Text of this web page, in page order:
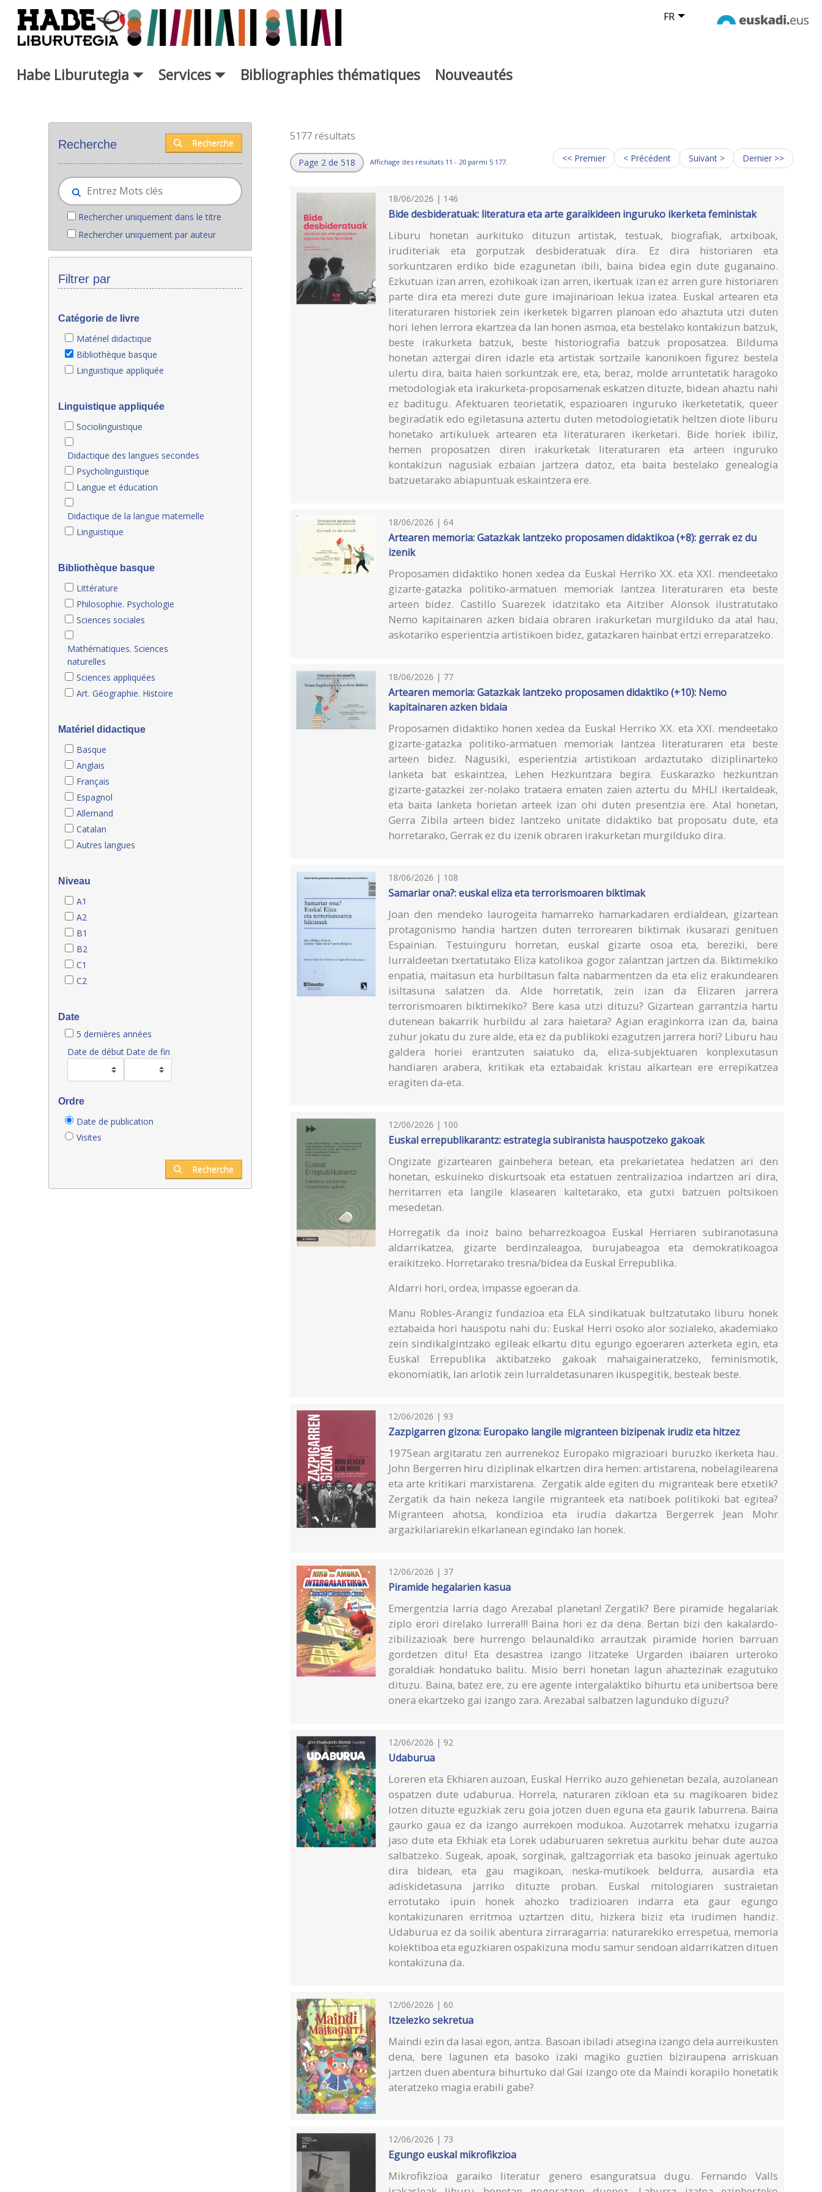
Saut au contenu principal FR
Habe Liburutegia Services Bibliographies thématiques Nouveautés
Recherche Recherche
Rechercher uniquement dans le titre
Rechercher uniquement par auteur
Filtrer par
Catégorie de livre
Matériel didactique
Bibliothèque basque
Linguistique appliquée
Linguistique appliquée
Sociolinguistique
Didactique des langues secondes
Psycholinguistique
Langue et éducation
Didactique de la langue maternelle
Linguistique
Bibliothèque basque
Littérature
Philosophie. Psychologie
Sciences sociales
Mathématiques. Sciences
naturelles
Sciences appliquées
Art. Géographie. Histoire
Matériel didactique
Basque
Anglais
Français
Espagnol
Allemand
Catalan
Autres langues
Niveau
A1
A2
B1
B2
C1
C2
Date
5 dernières années
Date de début Date de fin
Ordre
Date de publication
Visites
Recherche
5177 résultats
Page 2 de 518 Affichage des résultats 11 - 20 parmi 5 177. << Premier < Précédent Suivant > Dernier >>
18/06/2026 | 146
Bide desbideratuak: literatura eta arte garaikideen inguruko ikerketa feministak
Liburu honetan aurkituko dituzun artistak, testuak, biografiak, artxiboak,
iruditeriak eta gorputzak desbideratuak dira. Ez dira historiaren eta
sorkuntzaren erdiko bide ezagunetan ibili, baina bidea egin dute guganaino.
Ezkutuan izan arren, ezohikoak izan arren, ikertuak izan ez arren gure historiaren
parte dira eta merezi dute gure imajinarioan lekua izatea. Euskal artearen eta
literaturaren historiek zein ikerketek bigarren planoan edo ahaztuta utzi duten
hori lehen lerrora ekartzea da lan honen asmoa, eta bestelako kontakizun batzuk,
beste irakurketa batzuk, beste historiografia batzuk proposatzea. Bilduma
honetan aztergai diren idazle eta artistak sortzaile kanonikoen figurez bestela
ulertu dira, baita haien sorkuntzak ere, eta, beraz, molde arruntetatik haragoko
metodologiak eta irakurketa-proposamenak eskatzen dituzte, bidean ahaztu nahi
ez baditugu. Afektuaren teorietatik, espazioaren inguruko ikerketetatik, queer
begiradatik edo egiletasuna aztertu duten metodologietatik heltzen diote liburu
honetako artikuluek artearen eta literaturaren ikerketari. Bide horiek ibiliz,
hemen proposatzen diren irakurketak literaturaren eta arteen inguruko
kontakizun nagusiak ezbaian jartzera datoz, eta baita bestelako genealogia
batzuetarako abiapuntuak eskaintzera ere.
18/06/2026 | 64
Artearen memoria: Gatazkak lantzeko proposamen didaktikoa (+8): gerrak ez du
izenik
Proposamen didaktiko honen xedea da Euskal Herriko XX. eta XXI. mendeetako
gizarte-gatazka politiko-armatuen memoriak lantzea literaturaren eta beste
arteen bidez. Castillo Suarezek idatzitako eta Aitziber Alonsok ilustratutako
Nemo kapitainaren azken bidaia obraren irakurketan murgilduko da atal hau,
askotariko esperientzia artistikoen bidez, gatazkaren hainbat ertzi erreparatzeko.
18/06/2026 | 77
Artearen memoria: Gatazkak lantzeko proposamen didaktiko (+10): Nemo
kapitainaren azken bidaia
Proposamen didaktiko honen xedea da Euskal Herriko XX. eta XXI. mendeetako
gizarte-gatazka politiko-armatuen memoriak lantzea literaturaren eta beste
arteen bidez. Nagusiki, esperientzia artistikoan ardaztutako diziplinarteko
lanketa bat eskaintzea, Lehen Hezkuntzara begira. Euskarazko hezkuntzan
gizarte-gatazkei zer-nolako trataera ematen zaien aztertu du MHLI ikertaldeak,
eta baita lanketa horietan arteek izan ohi duten presentzia ere. Atal honetan,
Gerra Zibila arteen bidez lantzeko unitate didaktiko bat proposatu dute, eta
horretarako, Gerrak ez du izenik obraren irakurketan murgilduko dira.
18/06/2026 | 108
Samariar ona?: euskal eliza eta terrorismoaren biktimak
Joan den mendeko laurogeita hamarreko hamarkadaren erdialdean, gizartean
protagonismo handia hartzen duten terrorearen biktimak ikusarazi genituen
Espainian. Testuinguru horretan, euskal gizarte osoa eta, bereziki, bere
lurraldeetan txertatutako Eliza katolikoa gogor zalantzan jartzen da. Biktimekiko
enpatia, maitasun eta hurbiltasun falta nabarmentzen da eta eliz erakundearen
isiltasuna salatzen da. Alde horretatik, zein izan da Elizaren jarrera
terrorismoaren biktimekiko? Bere kasa utzi dituzu? Gizartean garrantzia hartu
dutenean bakarrik hurbildu al zara haietara? Agian eraginkorra izan da, baina
zuhur jokatu du zure alde, eta ez da publikoki ezagutzen jarrera hori? Liburu hau
galdera horiei erantzuten saiatuko da, eliza-subjektuaren konplexutasun
handiaren arabera, kritikak eta eztabaidak kristau alkartean ere errepikatzea
eragiten da-eta.
12/06/2026 | 100
Euskal errepublikarantz: estrategia subiranista hauspotzeko gakoak
Ongizate gizartearen gainbehera betean, eta prekarietatea hedatzen ari den
honetan, eskuineko diskurtsoak eta estatuen zentralizazioa indartzen ari dira,
herritarren eta langile klasearen kaltetarako, eta gutxi batzuen poltsikoen
mesedetan.
Horregatik da inoiz baino beharrezkoagoa Euskal Herriaren subiranotasuna
aldarrikatzea, gizarte berdinzaleagoa, burujabeagoa eta demokratikoagoa
eraikitzeko. Horretarako tresna/bidea da Euskal Errepublika.
Aldarri hori, ordea, impasse egoeran da.
Manu Robles-Arangiz fundazioa eta ELA sindikatuak bultzatutako liburu honek
eztabaida hori hauspotu nahi du: Euskal Herri osoko alor sozialeko, akademiako
zein sindikalgintzako egileak elkartu ditu egungo egoeraren azterketa egin, eta
Euskal Errepublika aktibatzeko gakoak mahaigaineratzeko, feminismotik,
ekonomiatik, lan arlotik zein lurraldetasunaren ikuspegitik, besteak beste.
12/06/2026 | 93
Zazpigarren gizona: Europako langile migranteen bizipenak irudiz eta hitzez
1975ean argitaratu zen aurrenekoz Europako migrazioari buruzko ikerketa hau.
John Bergerren hiru diziplinak elkartzen dira hemen: artistarena, nobelagilearena
eta arte kritikari marxistarena. Zergatik alde egiten du migranteak bere etxetik?
Zergatik da hain nekeza langile migranteek eta natiboek politikoki bat egitea?
Migranteen ahotsa, kondizioa eta irudia dakartza Bergerrek Jean Mohr
argazkilariarekin elkarlanean egindako lan honek.
12/06/2026 | 37
Piramide hegalarien kasua
Emergentzia larria dago Arezabal planetan! Zergatik? Bere piramide hegalariak
ziplo erori direlako lurrera!!! Baina hori ez da dena. Bertan bizi den kakalardo-
zibilizazioak bere hurrengo belaunaldiko arrautzak piramide horien barruan
gordetzen ditu! Eta desastrea izango litzateke Urgarden ibaiaren urteroko
goraldiak hondatuko balitu. Misio berri honetan lagun ahaztezinak ezagutuko
dituzu. Baina, batez ere, zu ere agente intergalaktiko bihurtu eta unibertsoa bere
onera ekartzeko gai izango zara. Arezabal salbatzen lagunduko diguzu?
12/06/2026 | 92
Udaburua
Loreren eta Ekhiaren auzoan, Euskal Herriko auzo gehienetan bezala, auzolanean
ospatzen dute udaburua. Horrela, naturaren zikloan eta su magikoaren bidez
lotzen dituzte eguzkiak zeru goia jotzen duen eguna eta gaurik laburrena. Baina
gaurko gaua ez da izango aurrekoen modukoa. Auzotarrek mehatxu izugarria
jaso dute eta Ekhiak eta Lorek udaburuaren sekretua aurkitu behar dute auzoa
salbatzeko. Sugeak, apoak, sorginak, galtzagorriak eta basoko jeinuak agertuko
dira bidean, eta gau magikoan, neska-mutikoek beldurra, ausardia eta
adiskidetasuna jarriko dituzte proban. Euskal mitologiaren sustraietan
errotutako ipuin honek ahozko tradizioaren indarra eta gaur egungo
kontakizunaren erritmoa uztartzen ditu, hizkera biziz eta irudimen handiz.
Udaburua ez da soilik abentura zirraragarria: naturarekiko errespetua, memoria
kolektiboa eta eguzkiaren ospakizuna modu samur sendoan aldarrikatzen dituen
kontakizuna da.
12/06/2026 | 60
Itzelezko sekretua
Maindi ezin da lasai egon, antza. Basoan ibiladi atsegina izango dela aurreikusten
dena, bere lagunen eta basoko izaki magiko guztien biziraupena arriskuan
jartzen duen abentura bihurtuko da! Gai izango ote da Maindi korapilo honetatik
ateratzeko magia erabili gabe?
12/06/2026 | 73
Egungo euskal mikrofikzioa
Mikrofikzioa garaiko literatur genero esanguratsua dugu. Fernando Valls